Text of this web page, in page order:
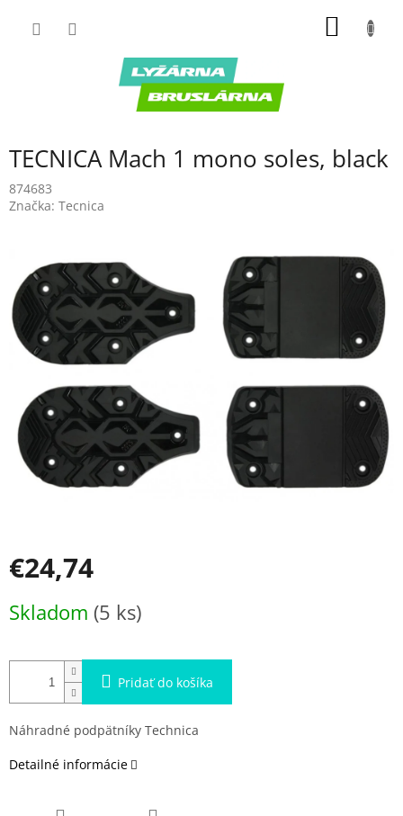
TECNICA Mach 1 mono soles, black
874683
Značka: Tecnica
€24,74
cena:
Skladom (5 ks)
Pridať do košíka
Náhradné podpätníky Technica
Detailné informácie